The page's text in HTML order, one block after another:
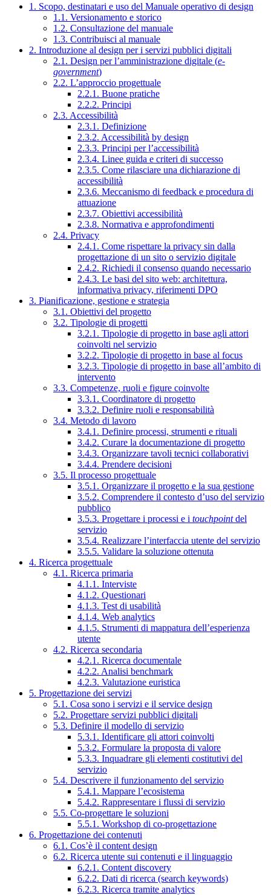
1. Scopo, destinatari e uso del Manuale operativo di design
1.1. Versionamento e storico
1.2. Consultazione del manuale
1.3. Contribuisci al manuale
2. Introduzione al design per i servizi pubblici digitali
2.1. Design per l’amministrazione digitale (e-
government)
2.2. L’approccio progettuale
2.2.1. Buone pratiche
2.2.2. Principi
2.3. Accessibilità
2.3.1. Definizione
2.3.2. Accessibilità by design
2.3.3. Principi per l’accessibilità
2.3.4. Linee guida e criteri di successo
2.3.5. Come rilasciare una dichiarazione di
accessibilità
2.3.6. Meccanismo di feedback e procedura di
attuazione
2.3.7. Obiettivi accessibilità
2.3.8. Normativa e approfondimenti
2.4. Privacy
2.4.1. Come rispettare la privacy sin dalla
progettazione di un sito o servizio digitale
2.4.2. Richiedi il consenso quando necessario
2.4.3. Le basi del sito web: architettura,
informativa privacy, riferimenti DPO
3. Pianificazione, gestione e strategia
3.1. Obiettivi del progetto
3.2. Tipologie di progetti
3.2.1. Tipologie di progetto in base agli attori
coinvolti nel servizio
3.2.2. Tipologie di progetto in base al focus
3.2.3. Tipologie di progetto in base all’ambito di
intervento
3.3. Competenze, ruoli e figure coinvolte
3.3.1. Coordinatore di progetto
3.3.2. Definire ruoli e responsabilità
3.4. Metodo di lavoro
3.4.1. Definire processi, strumenti e rituali
3.4.2. Curare la documentazione di progetto
3.4.3. Organizzare tavoli tecnici collaborativi
3.4.4. Prendere decisioni
3.5. Il processo progettuale
3.5.1. Organizzare il progetto e la sua gestione
3.5.2. Comprendere il contesto d’uso del servizio
pubblico
3.5.3. Progettare i processi e i touchpointdel
servizio
3.5.4. Realizzare l’interfaccia utente del servizio
3.5.5. Validare la soluzione ottenuta
4. Ricerca progettuale
4.1. Ricerca primaria
4.1.1. Interviste
4.1.2. Questionari
4.1.3. Test di usabilità
4.1.4. Web analytics
4.1.5. Strumenti di mappatura dell’esperienza
utente
4.2. Ricerca secondaria
4.2.1. Ricerca documentale
4.2.2. Analisi benchmark
4.2.3. Valutazione euristica
5. Progettazione dei servizi
5.1. Cosa sono i servizi e il service design
5.2. Progettare servizi pubblici digitali
5.3. Definire il modello di servizio
5.3.1. Identificare gli attori coinvolti
5.3.2. Formulare la proposta di valore
5.3.3. Inquadrare gli elementi costitutivi del
servizio
5.4. Descrivere il funzionamento del servizio
5.4.1. Mappare l’ecosistema
5.4.2. Rappresentare i flussi di servizio
5.5. Co-progettare le soluzioni
5.5.1. Workshop di co-progettazione
6. Progettazione dei contenuti
6.1. Cos’è il content design
6.2. Ricerca utente sui contenuti e il linguaggio
6.2.1. Content discovery
6.2.2. Dati di ricerca (search keywords)
6.2.3. Ricerca tramite analytics